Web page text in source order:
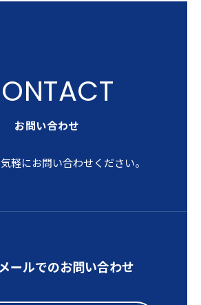
お問い合わせ
軽にお問い合わせください。
メールでのお問い合わせ